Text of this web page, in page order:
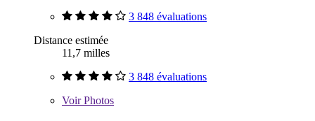
3 848 évaluations
Distance estimée
11,7 milles
3 848 évaluations
VoirPhotos